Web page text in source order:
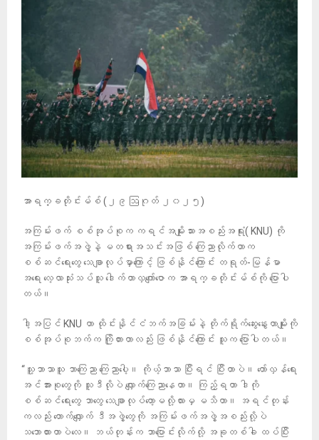
အာရက္ခတိုင်းမ်စ် (၂၉ ဩဂုတ် ၂၀၂၅)
အကြမ်းဖက် စစ်အုပ်စုက ကရင်အမျိုးသားအစည်းအရုံး( KNU) ကို
အကြမ်းဖက်အဖွဲ့နဲ့ မတရားအသင်းအဖြစ် ကြေညာလိုက်တာက
စစ်ဆင်ရေးတွေ သေချာလုပ်မှာကြောင့် ဖြစ်နိုင်ကြောင်း တရုတ်-မြန်မာ
အရေး လေ့လာသုံးသပ်သူ ဒေါက်တာလှကျော်ဇောက အာရက္ခတိုင်းမ်စ်ကို ပြောပါ
တယ်။
ဒါ့အပြင် KNU ဟာ ထိုင်းနိုင်ငံဘက်အခြမ်းနဲ့ တိုက်ရိုက်ဆွေးနွေးတာမျိုးကို
စစ်အုပ်စုဘက်က ကြိုတားတာလည်း ဖြစ်နိုင်ကြောင်း သူက ပြောပါတယ်။
“သူ့ဘာသာသူ ဘာကြေညာ ကြေညာပေါ့။ ကိုယ့်ဘာသာ ပြီးရင် ပြီးတာပဲ။ တော်လှန်ရေး
အင်အားစုတွေကို သူဒီလိုပဲ လျှောက်ကြေညာနေတာ။ ကြည့်ရတာ ဒါကို
စစ်ဆင်ရေးတွေ ဘာတွေ သေချာလုပ်တော့မလို့လားမှ မသိတာ။ အရင်တုန်း
ကလည်း တောက်လျှောက် ဒီအဖွဲ့တွေကို အကြမ်းဖက်အဖွဲ့အစည်းလို့ပဲ
သဘောထားတာပဲလေ။ ဘယ်တုန်းက ဘာပြောင်းလိုက်လို့ အခုတစ်ခါ ထပ်ပြီး